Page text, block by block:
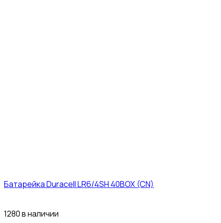
Батарейка Duracell LR6/4SH 40BOX (CN)
1280 в наличии